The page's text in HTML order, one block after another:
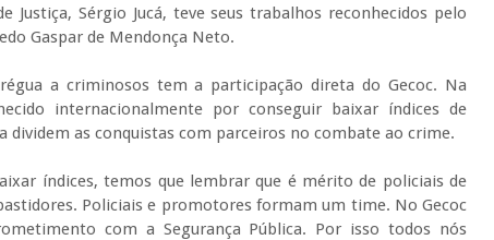
Justiça, Sérgio Jucá, teve seus trabalhos reconhecidos pelo
Gaspar de Mendonça Neto.
a criminosos tem a participação direta do Gecoc. Na
internacionalmente por conseguir baixar índices de
dividem as conquistas com parceiros no combate ao crime.
índices, temos que lembrar que é mérito de policiais de
Policiais e promotores formam um time. No Gecoc
com a Segurança Pública. Por isso todos nós